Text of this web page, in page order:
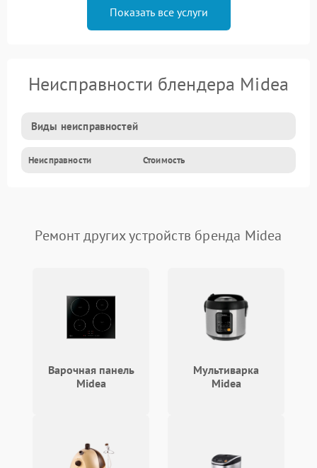
Показать все услуги
Неисправности блендера Midea
Виды неисправностей
Неисправности Стоимость
Ремонт других устройств бренда Midea
Варочная панель
Midea
Мультиварка
Midea